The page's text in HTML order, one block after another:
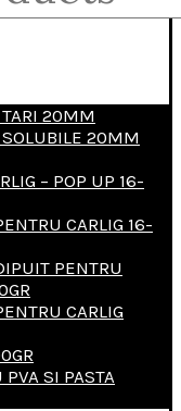
20MM
20MM
– POP UP 16-
CARLIG 16-
PENTRU
CARLIG
PVA SI PASTA